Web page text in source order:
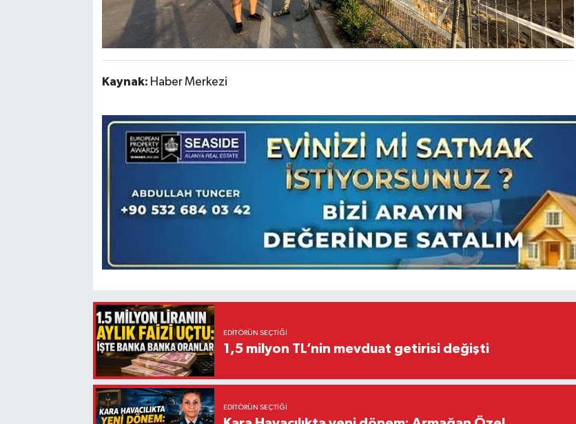
Kaynak: Haber Merkezi
EDITÖRÜN SEÇTIĞI
1,5 milyon TL’nin mevduat getirisi değişti
EDITÖRÜN SEÇTIĞI